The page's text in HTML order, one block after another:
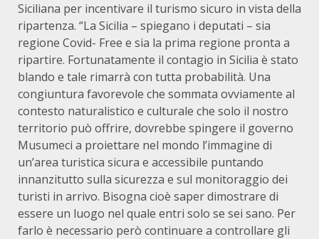
Siciliana per incentivare il turismo sicuro in vista della
ripartenza. “La Sicilia – spiegano i deputati – sia
regione Covid- Free e sia la prima regione pronta a
ripartire. Fortunatamente il contagio in Sicilia è stato
blando e tale rimarrà con tutta probabilità. Una
congiuntura favorevole che sommata ovviamente al
contesto naturalistico e culturale che solo il nostro
territorio può offrire, dovrebbe spingere il governo
Musumeci a proiettare nel mondo l’immagine di
un’area turistica sicura e accessibile puntando
innanzitutto sulla sicurezza e sul monitoraggio dei
turisti in arrivo. Bisogna cioè saper dimostrare di
essere un luogo nel quale entri solo se sei sano. Per
farlo è necessario però continuare a controllare gli